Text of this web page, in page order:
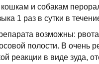
и собакам
1 раз в сутки в
возможны:
полости. В очень
реакции в виде зуда,